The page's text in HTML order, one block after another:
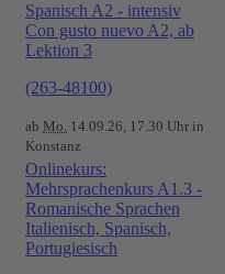
Spanisch A2 - intensiv
Con gusto nuevo A2, ab
Lektion 3
(263-48100)
ab Mo. 14.09.26, 17.30 Uhr in
Konstanz
Onlinekurs:
Mehrsprachenkurs A1.3 -
Romanische Sprachen
Italienisch, Spanisch,
Portugiesisch